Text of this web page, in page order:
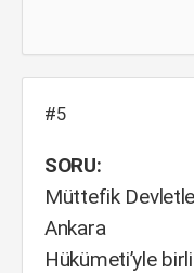
#5
SORU:
Müttefik
Ankara
Hükümeti’yle